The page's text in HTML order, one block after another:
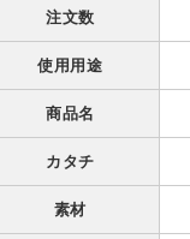
注文数
使用用途
商品名
カタチ
素材